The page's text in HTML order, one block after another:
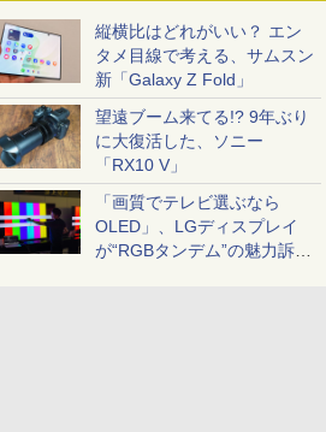
縦横比はどれがいい？ エン
タメ目線で考える、サムスン
新「Galaxy Z Fold」
望遠ブーム来てる!? 9年ぶり
に大復活した、ソニー
「RX10 V」
「画質でテレビ選ぶなら
OLED」、LGディスプレイ
が“RGBタンデム”の魅力訴